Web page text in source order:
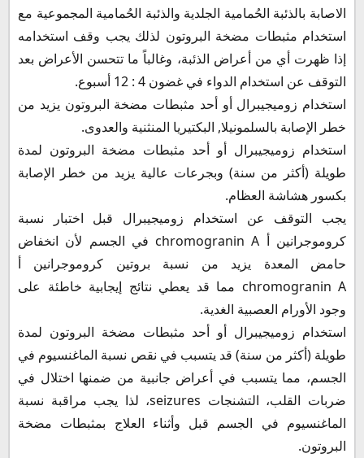
الاصابة بالذئبة الحُمامية الجلدية والذئبة الحُمامية المجموعية مع
استخدام مثبطات مضخة البروتون لذلك يجب وقف استخدامه
إذا ظهرت أي من أعراض الذئبة، وغالباً ما تتحسن الأعراض بعد
التوقف عن استخدام الدواء في غضون 4 : 12 أسبوع.
استخدام زوميجيبرال أو أحد مثبطات مضخة البروتون يزيد من
خطر الإصابة بالسلمونيلا, البكتيريا المنثنية والعدوى.
استخدام زوميجيبرال أو أحد مثبطات مضخة البروتون لمدة
طويلة (أكثر من سنة) وبجرعات عالية يزيد من خطر الإصابة
بكسور هشاشة العظام.
يجب التوقف عن استخدام زوميجيبرال قبل اختبار نسبة
كروموجرانين أ chromogranin A في الجسم لأن انخفاض
حامض المعدة يزيد من نسبة بروتين كروموجرانين أ
chromogranin A مما قد يعطي نتائج إيجابية خاطئة على
وجود الأورام العصبية الغدية.
استخدام زوميجيبرال أو أحد مثبطات مضخة البروتون لمدة
طويلة (أكثر من سنة) قد يتسبب في نقص نسبة الماغنسيوم في
الجسم، مما يتسبب في أعراض جانبية من ضمنها اختلال في
ضربات القلب، التشنجات seizures، لذا يجب مراقبة نسبة
الماغنسيوم في الجسم قبل وأثناء العلاج بمثبطات مضخة
البروتون.